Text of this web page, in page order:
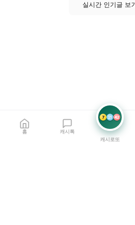
실시간 인기글 보
홈 캐시톡
7 21 42
캐시로또